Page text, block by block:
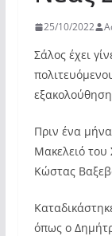
25/10/2022
Σάλος έχει
Πριν ένα
Μακελειό του
Κώστας
όπως ο